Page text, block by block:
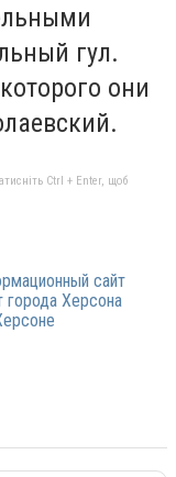
гул.
они
Ctrl + Enter, щоб
сайт
города Херсона